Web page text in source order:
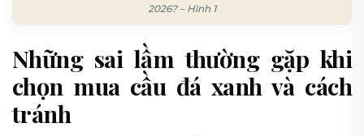
2026? – Hình 1
Những sai lầm thường gặp khi
chọn mua cầu đá xanh và cách
tránh